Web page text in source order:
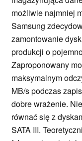
możliwie najmniej
Samsung
zamontowanie
produkcji o
Zaproponowany
maksymalnym
MB/s podczas
dobre wrażenie.
równać się z
SATA III.